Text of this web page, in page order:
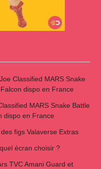
Classified MARS Snake
dispo en France
MARS Snake Battle
dispo en France
figs Valaverse Extras
écran choisir ?
TVC Amani Guard et